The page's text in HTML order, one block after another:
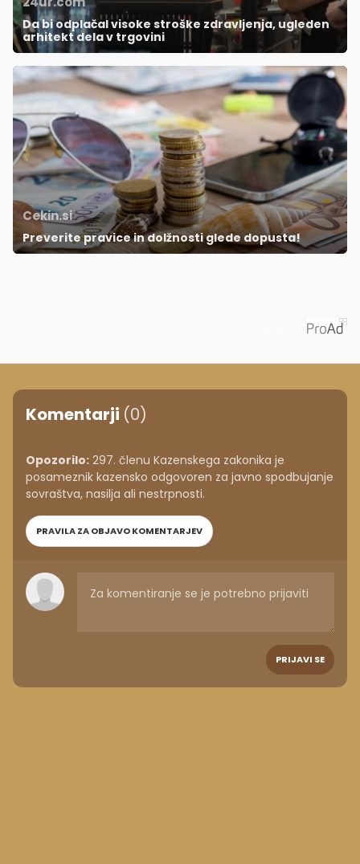
Da bi odplačal visoke stroške zdravljenja, ugleden
arhitekt dela v trgovini
Cekin.si
Preverite pravice in dolžnosti glede dopusta!
Komentarji (0)
Opozorilo: 297. členu Kazenskega zakonika je
posameznik kazensko odgovoren za javno spodbujanje
sovraštva, nasilja ali nestrpnosti.
PRAVILA ZA OBJAVO KOMENTARJEV
PRIJAVI SE